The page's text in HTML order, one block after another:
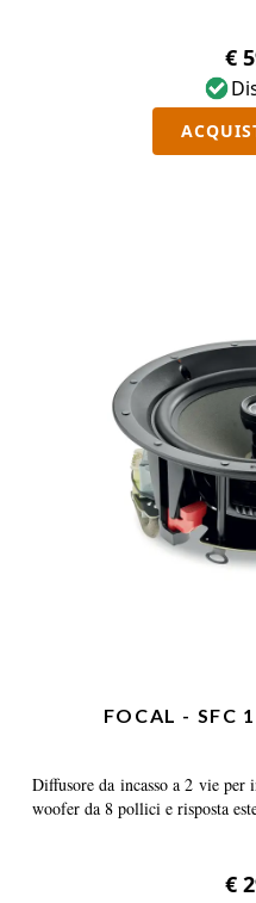
€
FOCAL - SFC
Diffusore da incasso a 2 vie
woofer da 8 pollici e risposta
€